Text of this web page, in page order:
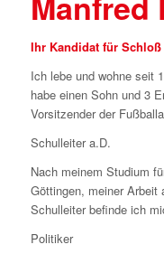
Ihr Kandidat für
Ich lebe und wohne seit
habe einen Sohn und 3
Vorsitzender der
Schulleiter a.D.
Nach meinem Studium
Göttingen, meiner Arbeit
Schulleiter befinde ich
Politiker